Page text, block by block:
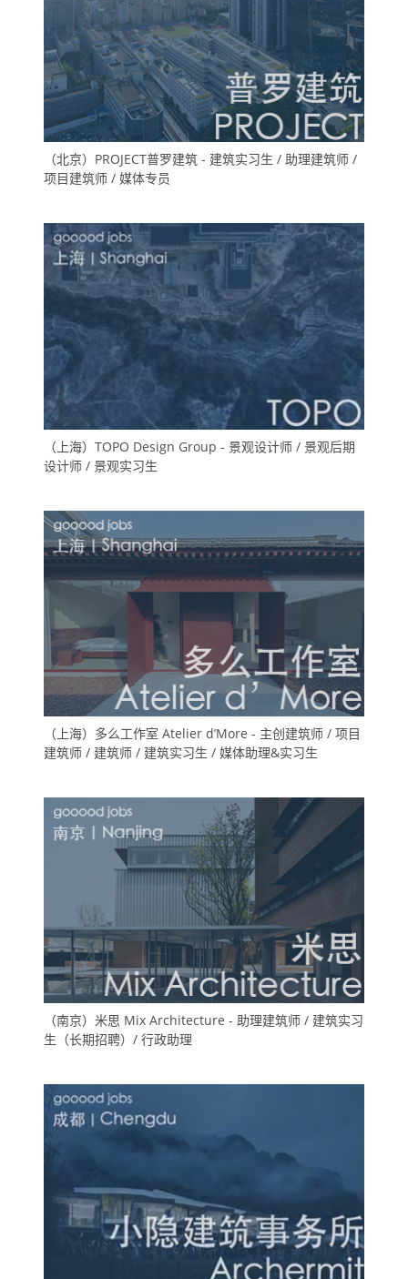
（北京）PROJECT普罗建筑 - 建筑实习生 / 助理建筑师 /
项目建筑师 / 媒体专员
（上海）TOPO Design Group - 景观设计师 / 景观后期
设计师 / 景观实习生
（上海）多么工作室 Atelier d’More - 主创建筑师 / 项目
建筑师 / 建筑师 / 建筑实习生 / 媒体助理&实习生
（南京）米思 Mix Architecture - 助理建筑师 / 建筑实习
生（长期招聘）/ 行政助理